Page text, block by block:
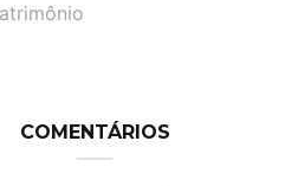
COMENTÁRIOS